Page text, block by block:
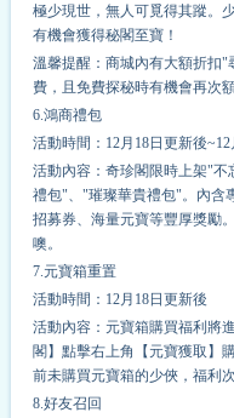
極少現世，無人可覓得其蹤。
有機會獲得秘閣至寶！
溫馨提醒：商城內有大額折扣
費，且免費探秘時有機會再次
6.鴻商禮包
活動時間：12月18日更新後~12
活動內容：奇珍閣限時上架"
禮包"、"璀璨華貴禮包"。內含
招募券、海量元寶等豐厚獎勵
噢。
7.元寶箱重置
活動時間：12月18日更新後
活動內容：元寶箱購買福利將
閣】點擊右上角【元寶獲取】
前未購買元寶箱的少俠，福利
8.好友召回